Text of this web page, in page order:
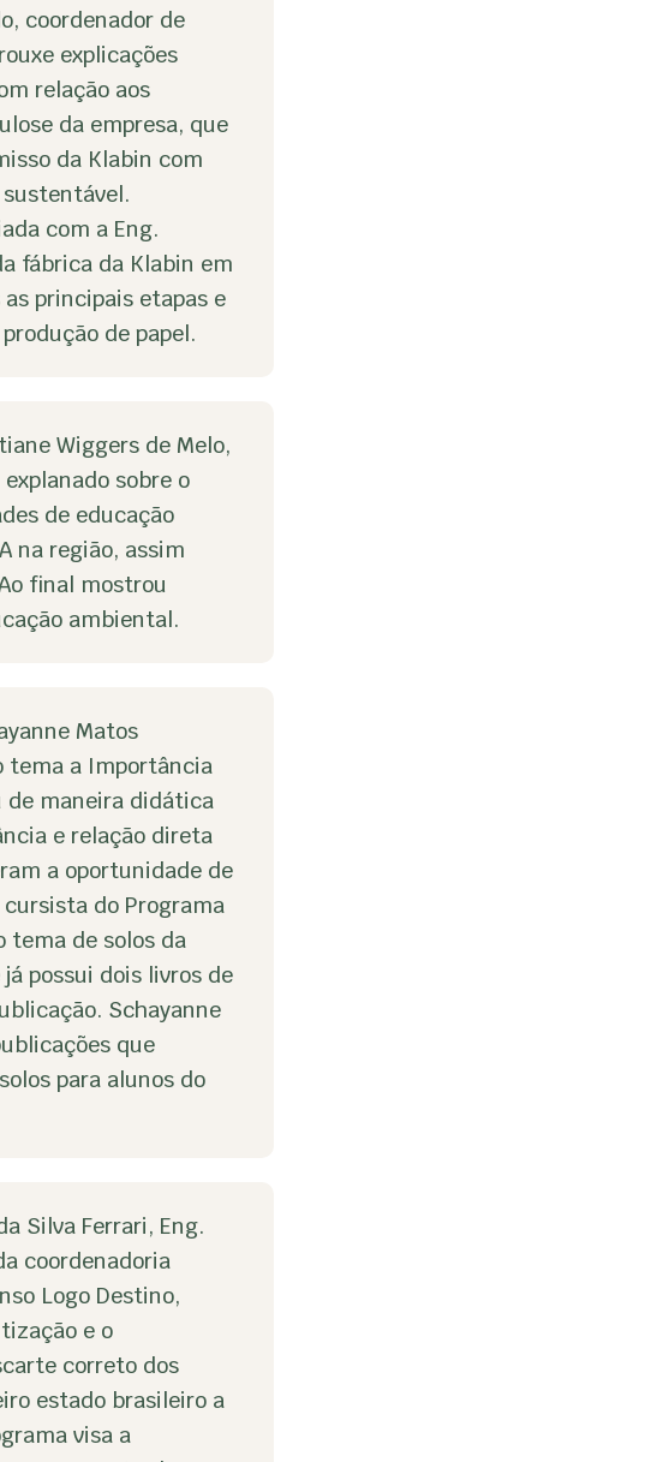
coordenador de
explicações
relação aos
da empresa, que
da Klabin com
com a Eng.
fábrica da Klabin em
principais etapas e
de papel.
Wiggers de Melo,
sobre o
de educação
na região, assim
final mostrou
ambiental.
Matos
tema a Importância
de maneira didática
e relação direta
a oportunidade de
do Programa
tema de solos da
possui dois livros de
Schayanne
que
para alunos do
Silva Ferrari, Eng.
coordenadoria
Logo Destino,
e o
correto dos
estado brasileiro a
visa a